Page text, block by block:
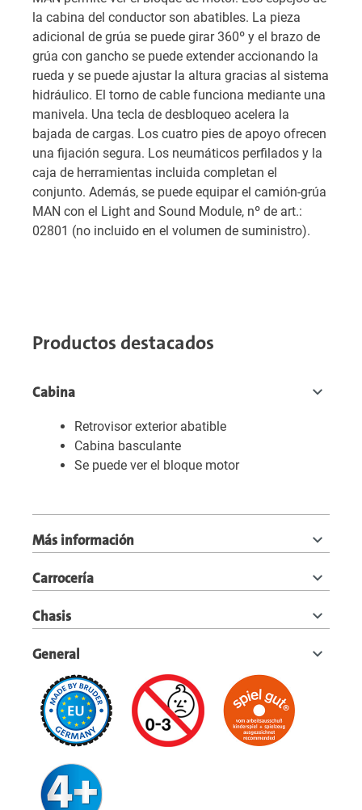
la cabina del conductor son abatibles. La pieza
adicional de grúa se puede girar 360º y el brazo de
grúa con gancho se puede extender accionando la
rueda y se puede ajustar la altura gracias al sistema
hidráulico. El torno de cable funciona mediante una
manivela. Una tecla de desbloqueo acelera la
bajada de cargas. Los cuatro pies de apoyo ofrecen
una fijación segura. Los neumáticos perfilados y la
caja de herramientas incluida completan el
conjunto. Además, se puede equipar el camión-grúa
MAN con el Light and Sound Module, nº de art.:
02801 (no incluido en el volumen de suministro).
Productos destacados
Cabina
Retrovisor exterior abatible
Cabina basculante
Se puede ver el bloque motor
Más información
Carrocería
Chasis
General